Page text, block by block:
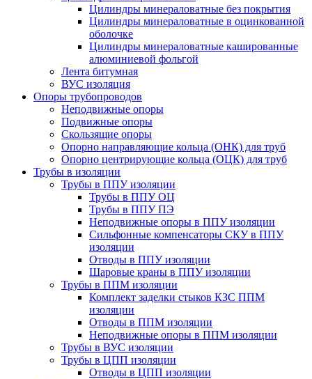
Цилиндры минераловатные без покрытия
Цилиндры минераловатные в оцинкованной
оболочке
Цилиндры минераловатные кашированные
алюминиевой фольгой
Лента битумная
ВУС изоляция
Опоры трубопроводов
Неподвижные опоры
Подвижные опоры
Скользящие опоры
Опорно направляющие кольца (ОНК) для труб
Опорно центрирующие кольца (ОЦК) для труб
Трубы в изоляции
Трубы в ППУ изоляции
Трубы в ППУ ОЦ
Трубы в ППУ ПЭ
Неподвижные опоры в ППУ изоляции
Сильфонные компенсаторы СКУ в ППУ
изоляции
Отводы в ППУ изоляции
Шаровые краны в ППУ изоляции
Трубы в ППМ изоляции
Комплект заделки стыков КЗС ППМ
изоляции
Отводы в ППМ изоляции
Неподвижные опоры в ППМ изоляции
Трубы в ВУС изоляции
Трубы в ЦПП изоляции
Отводы в ЦПП изоляции